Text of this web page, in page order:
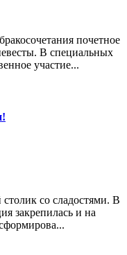
почетное
В специальных
участие...
со сладостями. В
закрепилась и на